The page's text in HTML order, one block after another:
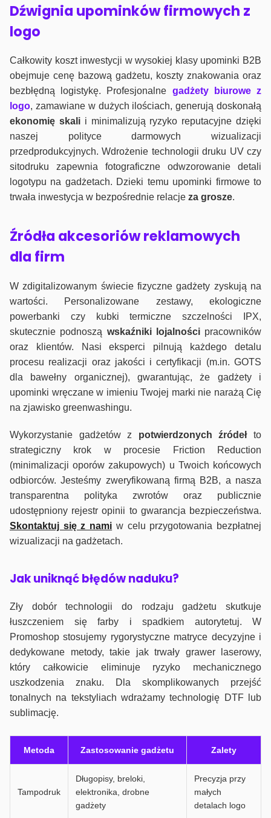
Dźwignia upominków firmowych z
logo
Całkowity koszt inwestycji w wysokiej klasy upominki B2B
obejmuje cenę bazową gadżetu, koszty znakowania oraz
bezbłędną logistykę. Profesjonalne gadżety biurowe z
logo, zamawiane w dużych ilościach, generują doskonałą
ekonomię skalii minimalizują ryzyko reputacyjne dzięki
naszej polityce darmowych wizualizacji
przedprodukcyjnych. Wdrożenie technologii druku UV czy
sitodruku zapewnia fotograficzne odwzorowanie detali
logotypu na gadżetach. Dzieki temu upominki firmowe to
trwała inwestycja w bezpośrednie relacje za grosze.
Źródła akcesoriów reklamowych
dla firm
W zdigitalizowanym świecie fizyczne gadżety zyskują na
wartości. Personalizowane zestawy, ekologiczne
powerbanki czy kubki termiczne szczelności IPX,
skutecznie podnoszą wskaźniki lojalnościpracowników
oraz klientów. Nasi eksperci pilnują każdego detalu
procesu realizacji oraz jakości i certyfikacji (m.in. GOTS
dla bawełny organicznej), gwarantując, że gadżety i
upominki wręczane w imieniu Twojej marki nie narażą Cię
na zjawisko greenwashingu.
Wykorzystanie gadżetów z potwierdzonych źródełto
strategiczny krok w procesie Friction Reduction
(minimalizacji oporów zakupowych) u Twoich końcowych
odbiorców. Jesteśmy zweryfikowaną firmą B2B, a nasza
transparentna polityka zwrotów oraz publicznie
udostępniony rejestr opinii to gwarancja bezpieczeństwa.
Skontaktuj się z nami w celu przygotowania bezpłatnej
wizualizacji na gadżetach.
Jak uniknąć błędów naduku?
Zły dobór technologii do rodzaju gadżetu skutkuje
łuszczeniem się farby i spadkiem autorytetuj. W
Promoshop stosujemy rygorystyczne matryce decyzyjne i
dedykowane metody, takie jak trwały grawer laserowy,
który całkowicie eliminuje ryzyko mechanicznego
uszkodzenia znaku. Dla skomplikowanych przejść
tonalnych na tekstyliach wdrażamy technologię DTF lub
sublimację.
Metoda Zastosowanie gadżetu Zalety
Tampodruk
Długopisy, breloki,
elektronika, drobne
gadżety
Precyzja przy
małych
detalach logo